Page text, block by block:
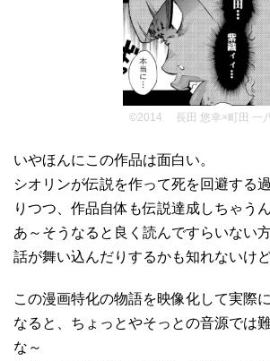
©2014 長田 悠幸×町田 一
いやほんにこの作品は面白い。
シオリンが伝説を作って死を回避する
りつつ、作品自体も伝説達成しちゃう
あ～そうなると良く読んですらいない
話が舞い込んだりするかも知れないけ
この漫画特化の物語を映像化して実際
なると、ちょっとやそっとの音源では
な～